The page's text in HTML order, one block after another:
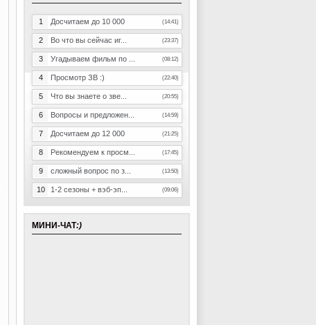
1 Досчитаем до 10 000 (14:41)
2 Во что вы сейчас иг... (23:37)
3 Угадываем фильм по ... (08:12)
4 Просмотр ЗВ :) (22:40)
5 Что вы знаете о зве... (20:55)
6 Вопросы и предложен... (14:59)
7 Досчитаем до 12 000 (21:25)
8 Рекомендуем к просм... (17:45)
9 сложный вопрос по з... (13:50)
10 1-2 сезоны + вэб-эп... (09:06)
МИНИ-ЧАТ:)